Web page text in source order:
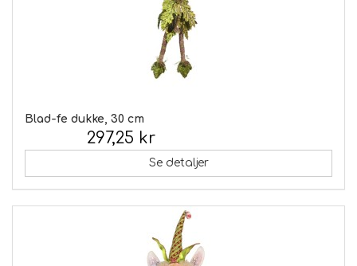
Blad-fe dukke, 30 cm
297,25 kr
Se detaljer